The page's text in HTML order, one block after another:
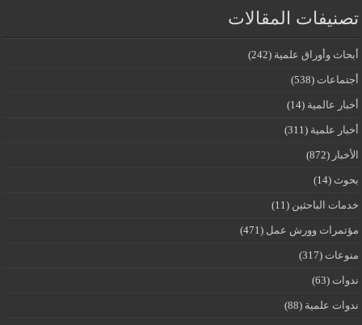
تصنيفات المقالات
أبحاث وأوراق علمية (242)
أجتماعات (538)
أخبار عالمية (14)
أخبار علمية (311)
الأخبار (872)
بحوث (14)
خدمات الباحثين (11)
مؤتمرات وورش عمل (471)
منوعات (317)
ندوات (63)
ندوات علمية (88)